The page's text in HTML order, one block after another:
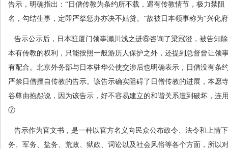
告示，明确指出：“日僧传教为条约所不载，遇有传教情节，极力禁
名，勾结生事，定即严拏惩办亦决不姑贷。”故被日本领事称为“兴化
告示公示后，日本驻厦门领事濑川浅之进⑥咨询了梁冠澄，被告知
本有传教的权利，只能按照一般游历人保护之外，还提到总督曾让领
有配合。北京外务部与日本驻华公使交涉后也明确表示，日僧没有条
严禁日僧擅自传教的告示。该告示确实阻碍了日僧传教的进展，本愿
谷尊由抱怨说，因为该告示，好不容易建立的和谐关系遭到破坏，连
⑦
告示作为官文书，是一种以官方名义向民众公布政令、法令和上情
务、军务、盐务、荒政、狱政、词讼以及社会风俗等各个方面，所